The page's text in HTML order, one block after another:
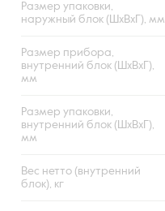
Размер упаковки,
наружный блок (ШxВxГ), мм
Размер прибора,
внутренний блок (ШxВxГ),
мм
Размер упаковки,
внутренний блок (ШxВxГ),
мм
Вес нетто (внутренний
блок), кг